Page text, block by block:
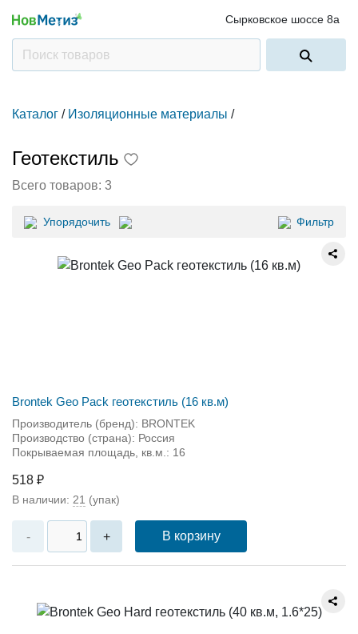
Сырковское шоссе 8а
Каталог / Изоляционные материалы /
Геотекстиль
Всего товаров: 3
Упорядочить Фильтр
Brontek Geo Pack геотекстиль (16 кв.м)
Производитель (бренд): BRONTEK
Производство (страна): Россия
Покрываемая площадь, кв.м.: 16
518 ₽
В наличии: 21 (упак)
- + В корзину